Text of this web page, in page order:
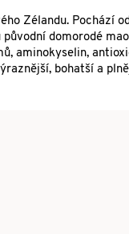
Zélandu. Pochází
domorodé
aminokyselin,
bohatší a